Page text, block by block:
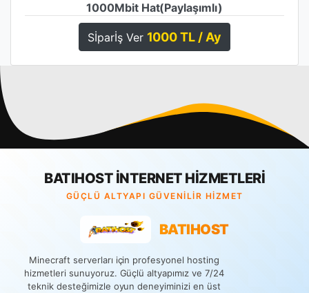
1000Mbit Hat(Paylaşımlı)
Sİparİş Ver 1000 TL / Ay
BATIHOST İNTERNET HİZMETLERİ
GÜÇLÜ ALTYAPI GÜVENİLİR HİZMET
BATIHOST
Minecraft serverları için profesyonel hosting
hizmetleri sunuyoruz. Güçlü altyapımız ve 7/24
teknik desteğimizle oyun deneyiminizi en üst